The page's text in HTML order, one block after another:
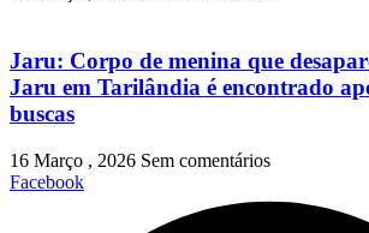
Jaru: Corpo de menina que
Jaru em Tarilândia é encontrado
buscas
16 Março , 2026 Sem comentários
Facebook